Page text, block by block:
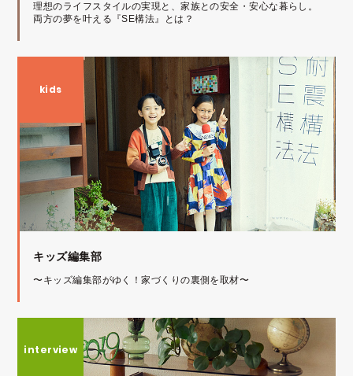
理想のライフスタイルの実現と、家族との安全・安心な暮らし。
両方の夢を叶える『SE構法』とは？
キッズ編集部
〜キッズ編集部がゆく！家づくりの裏側を取材〜